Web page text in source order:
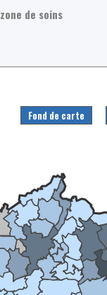
zone de soins
Fond de carte